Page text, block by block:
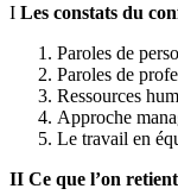
I Les constats du
Paroles de
Paroles de
Ressources
Approche
Le travail en
II Ce que l’on